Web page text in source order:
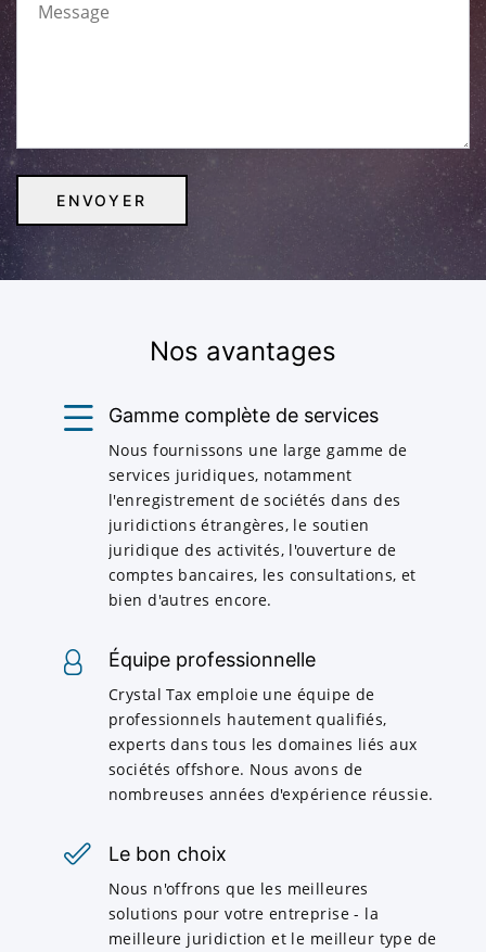
Nos avantages
Gamme complète de services
Nous fournissons une large gamme de
services juridiques, notamment
l'enregistrement de sociétés dans des
juridictions étrangères, le soutien
juridique des activités, l'ouverture de
comptes bancaires, les consultations, et
bien d'autres encore.
Équipe professionnelle
Crystal Tax emploie une équipe de
professionnels hautement qualifiés,
experts dans tous les domaines liés aux
sociétés offshore. Nous avons de
nombreuses années d'expérience réussie.
Le bon choix
Nous n'offrons que les meilleures
solutions pour votre entreprise - la
meilleure juridiction et le meilleur type de